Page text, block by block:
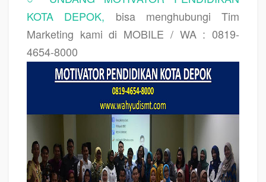
KOTA DEPOK,
bisa menghubungi Tim
Marketing kami di MOBILE / WA : 0819-
4654-8000